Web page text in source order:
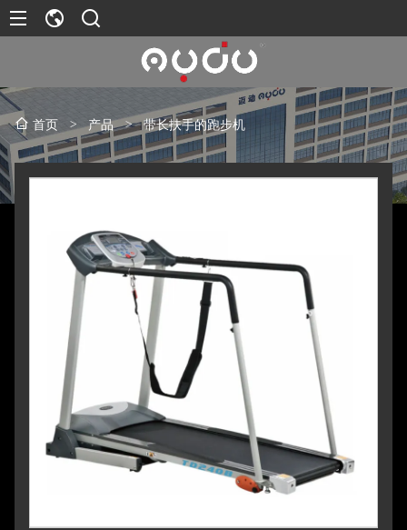
首页 > 产品 > 带长扶手的跑步机